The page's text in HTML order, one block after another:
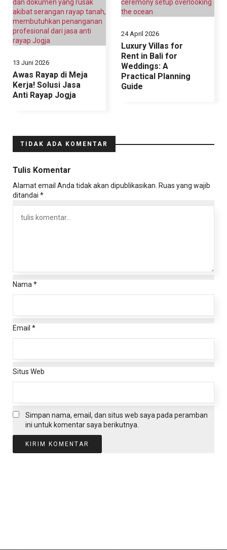
13 Juni 2026
Awas Rayap di Meja
Kerja! Solusi Jasa
Anti Rayap Jogja
24 April 2026
Luxury Villas for
Rent in Bali for
Weddings: A
Practical Planning
Guide
TIDAK ADA KOMENTAR
Tulis Komentar
Alamat email Anda tidak akan dipublikasikan. Ruas yang wajib
ditandai *
Nama *
Email *
Situs Web
Simpan nama, email, dan situs web saya pada peramban
ini untuk komentar saya berikutnya.